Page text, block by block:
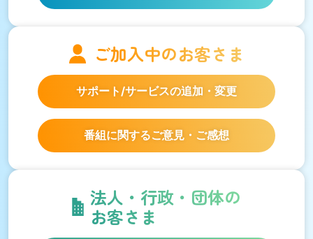
ご加入中のお客さま
サポート/サービスの追加・変更
番組に関するご意見・ご感想
法人・行政・団体の
お客さま